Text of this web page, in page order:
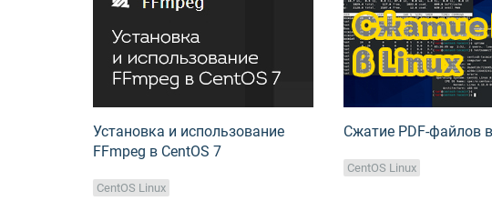
Установка и использование
FFmpeg в CentOS 7
CentOS Linux
Сжатие PDF-файлов
CentOS Linux